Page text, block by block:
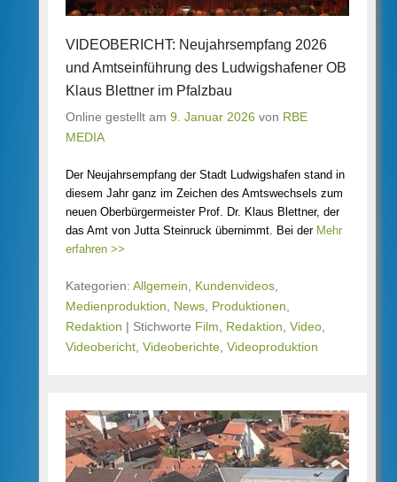
VIDEOBERICHT: Neujahrsempfang 2026
und Amtseinführung des Ludwigshafener OB
Klaus Blettner im Pfalzbau
Online gestellt am 9. Januar 2026 von RBE
MEDIA
Der Neujahrsempfang der Stadt Ludwigshafen stand in
diesem Jahr ganz im Zeichen des Amtswechsels zum
neuen Oberbürgermeister Prof. Dr. Klaus Blettner, der
das Amt von Jutta Steinruck übernimmt. Bei der Mehr
erfahren >>
Kategorien: Allgemein Kundenvideos
Medienproduktion
News Produktionen
Redaktion | Stichworte Film Redaktion Video
Videobericht Videoberichte Videoproduktion